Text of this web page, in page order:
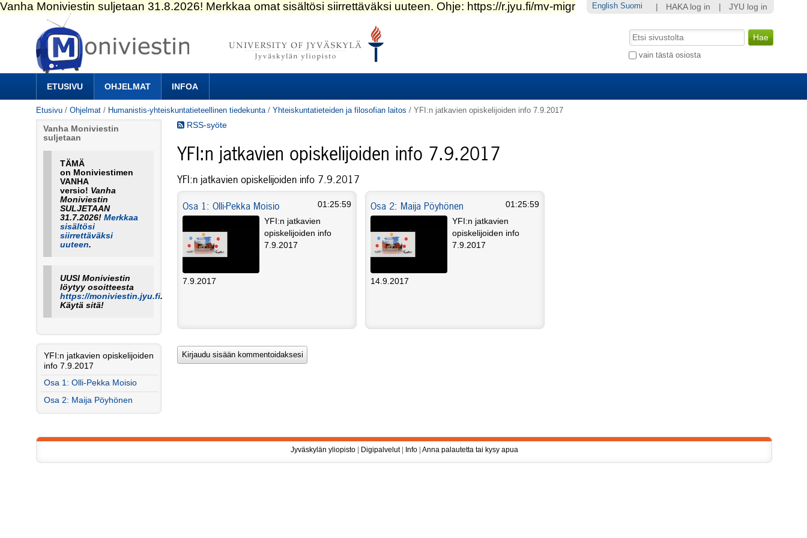
Siirry
sisältöön.
|
Siirry
navigointiin
ETUSIVU OHJELMAT INFOA
Hae
vain tästä osiosta
Laajennettu
Etusivu /Ohjelmat / Humanistis-yhteiskuntatieteellinen tiedekunta /Yhteiskuntatieteiden ja filosofian laitos /YFI:n jatkavien opiskelijoiden info 7.9.2017
RSS-syöte
YFI:n jatkavien opiskelijoiden info 7.9.2017
YFI:n jatkavien opiskelijoiden info 7.9.2017
Osa 1: Olli-Pekka Moisio
01:25:59
YFI:n jatkavien
opiskelijoiden info
7.9.2017
7.9.2017
Osa 2: Maija Pöyhönen
01:25:59
YFI:n jatkavien
opiskelijoiden info
7.9.2017
14.9.2017
Vanha Moniviestin
suljetaan
TÄMÄ
on Moniviestimen
VANHA
versio! Vanha
Moniviestin
SULJETAAN
31.7.2026! Merkkaa
sisältösi
siirrettäväksi
uuteen.
UUSI Moniviestin
löytyy osoitteesta
https://moniviestin.jyu.fi.
Käytä sitä!
YFI:n jatkavien opiskelijoiden
info 7.9.2017
Osa 1: Olli-Pekka Moisio
Osa 2: Maija Pöyhönen
HAKA log in JYU log in
English Suomi
Jyväskylän yliopisto| Digipalvelut| Info| Anna palautetta tai kysy apua